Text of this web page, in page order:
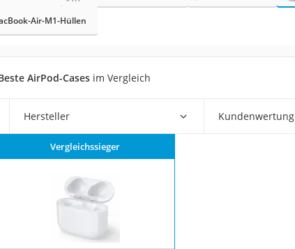
Satellitenschüssel
Gaming-Headset
Tablets unter 200 Euro
Lichtwecker
Acer Aspire
Air-M1-Hüllen
AirPod-Cases im Vergleich
Hersteller Kundenwertung
Vergleichssieger